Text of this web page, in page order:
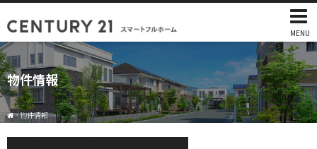
MENU
物件情報
>物件情報